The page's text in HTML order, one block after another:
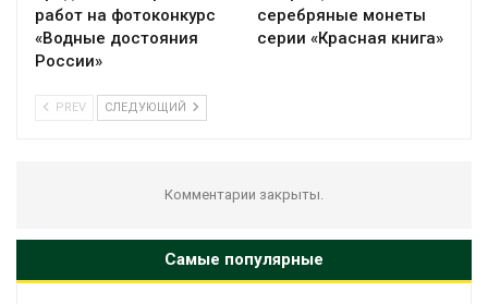
работ на фотоконкурс
«Водные достояния
России»
серебряные монеты
серии «Красная книга»
PREV СЛЕДУЮЩИЙ
Комментарии закрыты.
Самые популярные